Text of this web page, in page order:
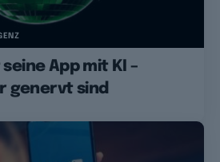
App mit KI –
genervt sind